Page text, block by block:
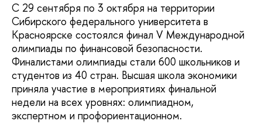
С 29 сентября по 3 октября на территории
Сибирского федерального университета в
Красноярске состоялся финал V Международной
олимпиады по финансовой безопасности.
Финалистами олимпиады стали 600 школьников и
студентов из 40 стран. Высшая школа экономики
приняла участие в мероприятиях финальной
недели на всех уровнях: олимпиадном,
экспертном и профориентационном.